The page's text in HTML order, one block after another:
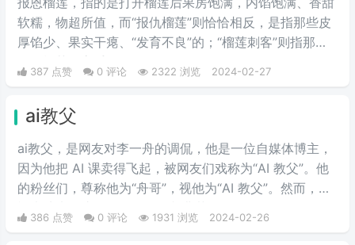
软糯，物超所值，而“报仇榴莲”则恰恰相反，是指那些皮
厚馅少、果实干瘪、“发育不良”的；“榴莲刺客”则指那些
387 点赞 0 评论 2322 浏览 2024-02-27
ai教父
ai教父，是网友对李一舟的调侃，他是一位自媒体博主，
因为他把 AI 课卖得飞起，被网友们戏称为“AI 教父”。他
的粉丝们，尊称他为“舟哥”，视他为“AI 教父”。然而，质
他的课程是“智商税”。
386 点赞 0 评论 1931 浏览 2024-02-26